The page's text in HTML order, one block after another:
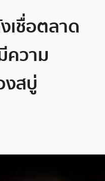
เชื่อตลาด
ความ
สบู่